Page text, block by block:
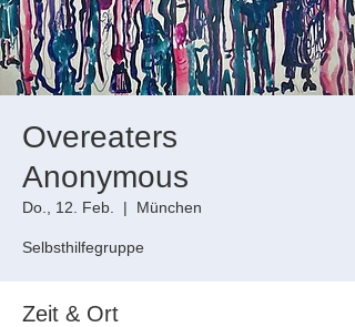
Overeaters
Anonymous
Do., 12. Feb.
  |
München
Selbsthilfegruppe
Zeit & Ort